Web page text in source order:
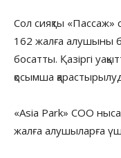
Сол сияқты
162 жалға алушыны
босатты. Қазіргі
қосымша
«Asia Park» СОО
жалға алушыларға